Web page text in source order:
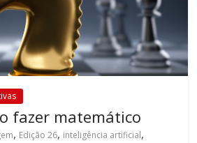
fazer matemático
, Edição 26, inteligência artificial,